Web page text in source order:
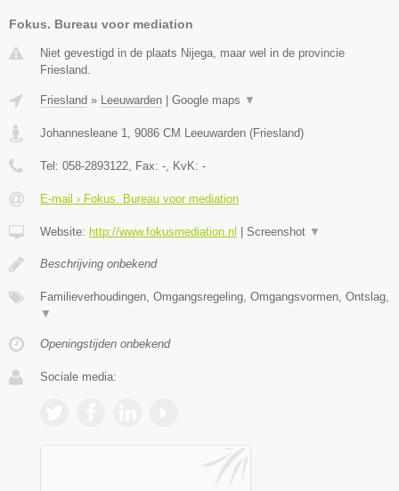
Fokus. Bureau voor mediation
Niet gevestigd in de plaats Nijega, maar wel in de provincie
Friesland.
Friesland » Leeuwarden Google maps ▼
Johannesleane 1 9086 CM Leeuwarden (Friesland)
Tel: 058-2893122 , Fax: - , KvK: -
E-mail › Fokus. Bureau voor mediation
Website: http://www.fokusmediation.nl Screenshot ▼
Beschrijving onbekend
Familieverhoudingen, Omgangsregeling, Omgangsvormen, Ontslag,
▼
Openingstijden onbekend
Sociale media: